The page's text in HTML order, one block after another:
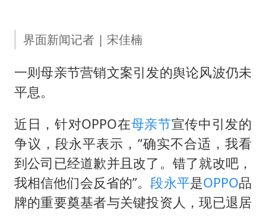
FIFA官方支持因凡蒂诺
乘客脱鞋散发异味 司机提醒反被怼
恩比德变瘦引热议
总书记关心百姓身边这些民生大事
界面新闻记者 | 宋佳楠
一则母亲节营销文案引发的舆论风波仍未
平息。
近日，针对OPPO在母亲节宣传中引发的
争议，段永平表示，“确实不合适，我看
到公司已经道歉并且改了。错了就改吧，
我相信他们会反省的”。段永平是OPPO品
牌的重要奠基者与关键投资人，现已退居